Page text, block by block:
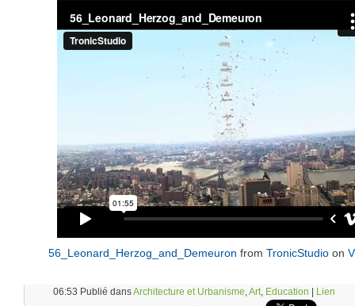
56_Leonard_Herzog_and_Demeuron from TronicStudio on
06:53 Publié dansArchitecture et Urbanisme,Art, Education
Lien